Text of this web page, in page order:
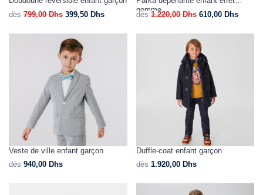
dès 799,00Dhs 399,50 Dhs
gomme
dès 1.220,00Dhs 610,00 Dhs
Veste de ville enfant garçon
dès 940,00 Dhs
Duffle-coat enfant garçon
dès 1.920,00 Dhs